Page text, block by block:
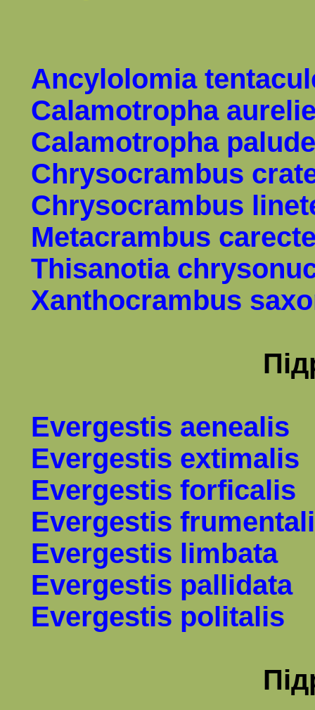
Ancylolomia
Calamotropha
Calamotropha
Chrysocrambus
Chrysocrambus
Metacrambus
Thisanotia
Xanthocrambus
Evergestis aenealis
Evergestis extimalis
Evergestis forficalis
Evergestis
Evergestis limbata
Evergestis pallidata
Evergestis politalis